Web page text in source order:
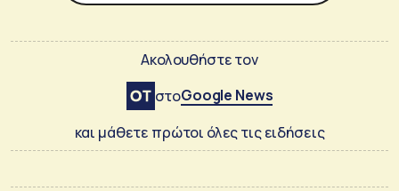
Ακολουθήστε τον
στοGoogle News
και μάθετε πρώτοι όλες τις ειδήσεις